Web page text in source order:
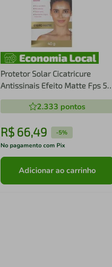
Protetor Solar Cicatricure
Antissinais Efeito Matte Fps 50
40g
2.333 pontos
R$ 66,49 -5%
No pagamento com Pix
Adicionar ao carrinho